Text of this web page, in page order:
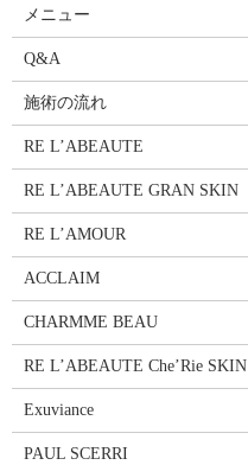
メニュー
Q&A
施術の流れ
RE L’ABEAUTE
RE L’ABEAUTE GRAN SKIN
RE L’AMOUR
ACCLAIM
CHARMME BEAU
RE L’ABEAUTE Che’Rie SKIN
Exuviance
PAUL SCERRI